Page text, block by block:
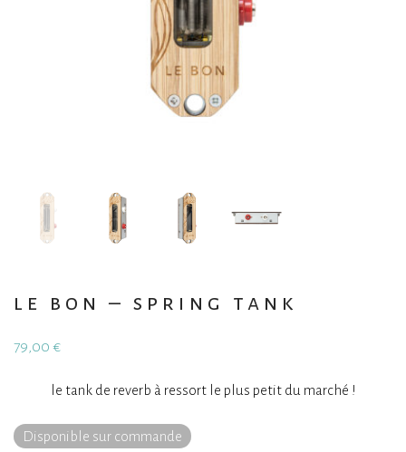
le bon – spring tank
79,00 €
le tank de reverb à ressort le plus petit du marché !
Disponible sur commande